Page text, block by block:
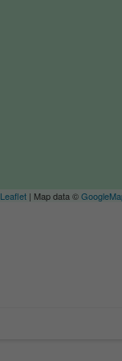
Leaflet | Map data ©